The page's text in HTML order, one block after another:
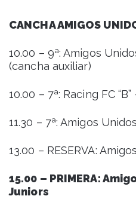
CANCHA AMIGOS
10.00 – 9ª: Amigos
(cancha auxiliar)
10.00 – 7ª: Racing FC
11.30 – 7ª: Amigos
13.00 – RESERVA:
15.00 – PRIMERA:
Juniors